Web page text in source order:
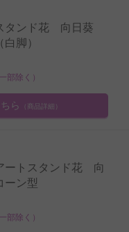
タンド花 向日葵
脚）
部除く）
ら （商品詳細）
ートスタンド花 向
ーン型
部除く）